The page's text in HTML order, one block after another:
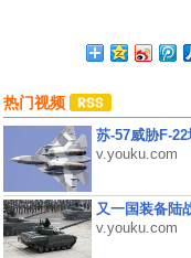
热门视频
苏-57威胁F-22
v.youku.com
又一国装备陆
v.youku.com